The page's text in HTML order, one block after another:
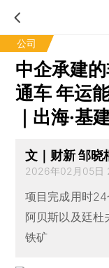
公司
中企承建
通车 年运
｜出海·基
文｜财新 邹晓
2026年02月05日
项目完成用时
阿贝斯以及廷杜
铁矿